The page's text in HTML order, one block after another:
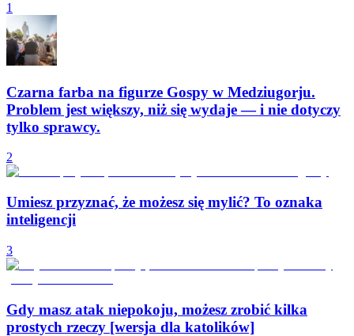
1
Czarna farba na figurze Gospy w Medziugorju.
Problem jest większy, niż się wydaje — i nie dotyczy
tylko sprawcy.
2
Umiesz przyznać, że możesz się mylić? To oznaka
inteligencji
3
Gdy masz atak niepokoju, możesz zrobić kilka
prostych rzeczy [wersja dla katolików]